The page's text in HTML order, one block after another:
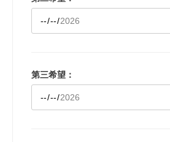
第三希望：